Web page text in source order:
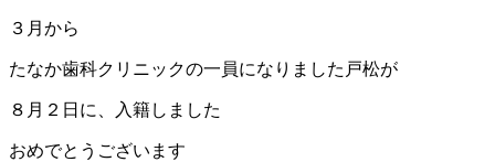
３月から
たなか歯科クリニックの一員になりました戸松が
８月２日に、入籍しました
おめでとうございます